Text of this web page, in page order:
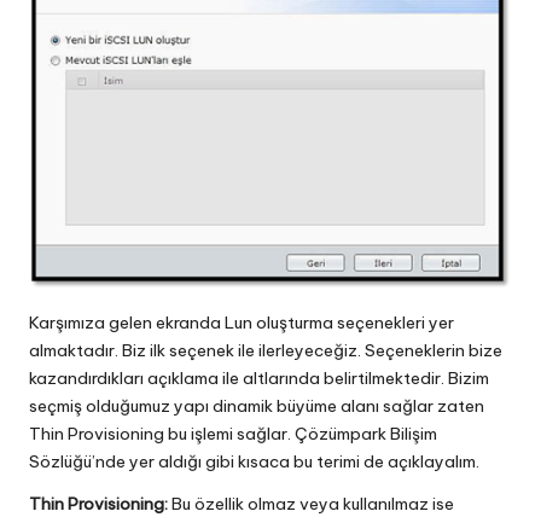
Karşımıza gelen ekranda Lun oluşturma seçenekleri yer
almaktadır. Biz ilk seçenek ile ilerleyeceğiz. Seçeneklerin bize
kazandırdıkları açıklama ile altlarında belirtilmektedir. Bizim
seçmiş olduğumuz yapı dinamik büyüme alanı sağlar zaten
Thin Provisioning bu işlemi sağlar. Çözümpark Bilişim
Sözlüğü’nde yer aldığı gibi kısaca bu terimi de açıklayalım.
Thin Provisioning:Bu özellik olmaz veya kullanılmaz ise